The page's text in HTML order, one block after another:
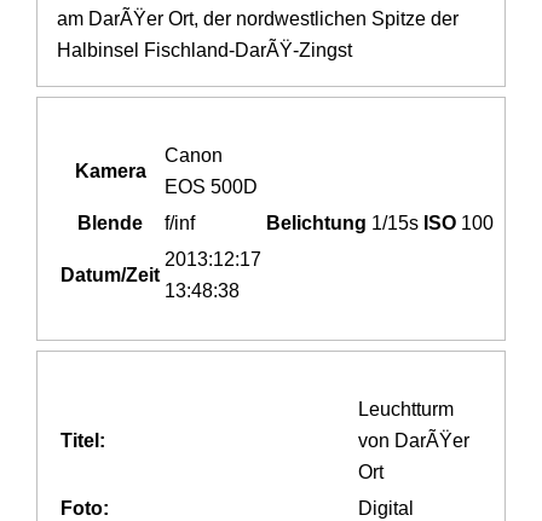
am DarÃŸer Ort, der nordwestlichen Spitze der
Halbinsel Fischland-DarÃŸ-Zingst
Kamera
Canon
EOS 500D
Blende
f/inf Belichtung 1/15s ISO 100
Datum/Zeit
2013:12:17
13:48:38
Titel:
Leuchtturm
von DarÃŸer
Ort
Foto:
Digital